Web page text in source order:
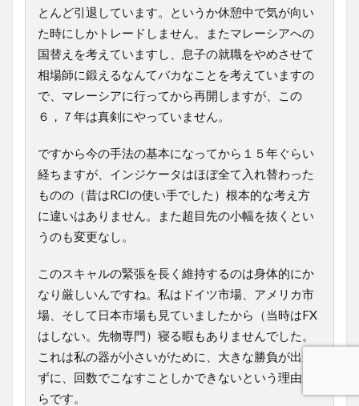
とんど引退しています。というか休憩中で気が向い
た時にしかトレードしません。またマレーシアへの
国替えを考えていますし、息子の就職をやめさせて
相場師に鍛えるなんてバカなことを考えていますの
で、マレーシアに行ってから再開しますが、この
６，７年は真剣にやっていません。
ですから今の手法の基本になってから１５年ぐらい
経ちますが、インジケータはほぼ全て入れ替わった
ものの（昔はRCIの使い手でした）根本的な考え方
に違いはありません。また超目先の小幅を抜くとい
うのも変更なし。
このスキャルの緊張を長く維持するのは身体的にか
なり厳しいんですね。私はドイツ市場、アメリカ市
場、そして日本市場も見ていましたから（当時はFX
はしない。先物専門）寝る暇もありませんでした。
これは私の器が小さいがために、大きな勝負が出来
ずに、回数でこなすことしかできないという理由か
らです。